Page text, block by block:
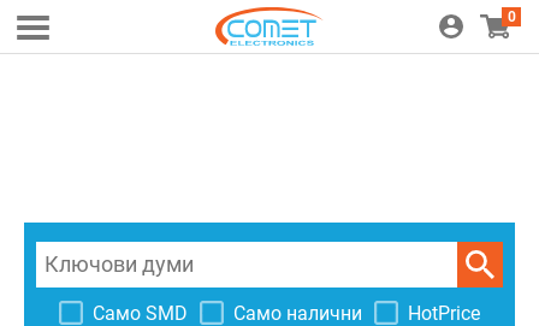
0
Само SMD Само налични HotPrice